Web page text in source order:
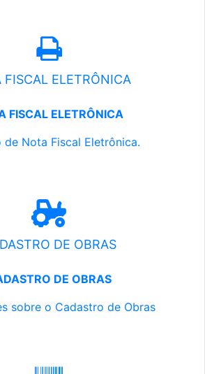
FISCAL ELETRÔNICA
FISCAL ELETRÔNICA
de Nota Fiscal Eletrônica.
DE OBRAS
DE OBRAS
sobre o Cadastro de Obras